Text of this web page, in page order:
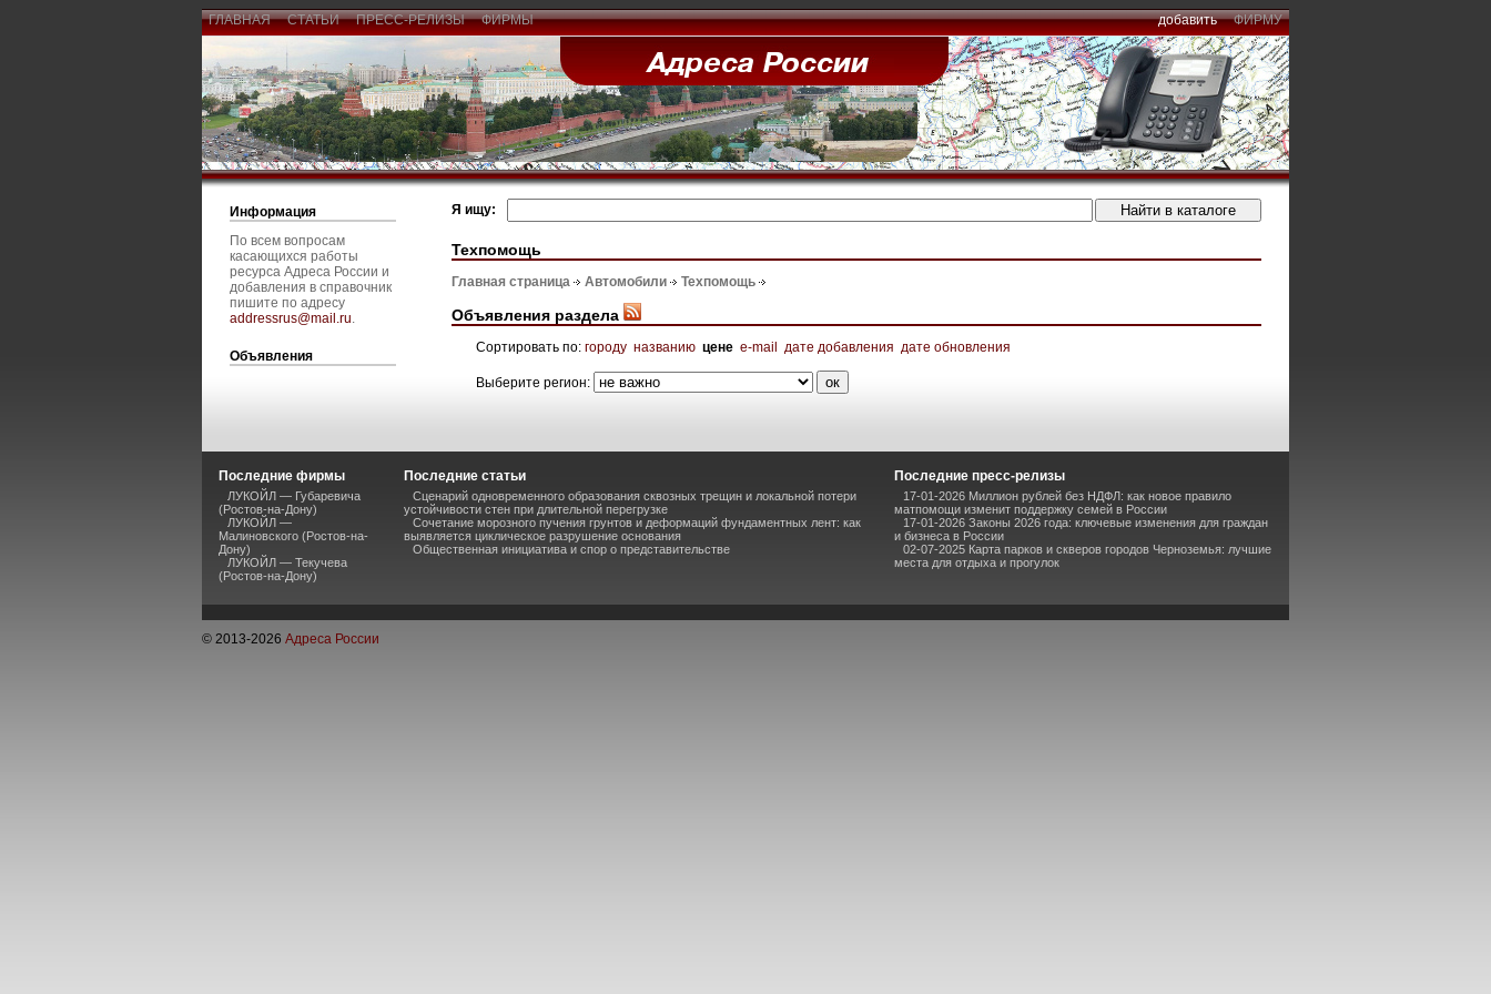
ГЛАВНАЯ СТАТЬИ ПРЕСС-РЕЛИЗЫ ФИРМЫ добавить ФИРМУ
Информация
По всем вопросам
касающихся работы
ресурса Адреса России и
добавления в справочник
пишите по адресу
addressrus@mail.ru.
Объявления
Я ищу:
Техпомощь
Главная страница Автомобили Техпомощь
Объявления раздела
Сортировать по: городу названию цене e-mail дате добавления дате обновления
Выберите регион:
Последние фирмы
ЛУКОЙЛ — Губаревича
(Ростов-на-Дону)
ЛУКОЙЛ —
Малиновского (Ростов-на-
Дону)
ЛУКОЙЛ — Текучева
(Ростов-на-Дону)
Последние статьи
Сценарий одновременного образования сквозных трещин и локальной потери
устойчивости стен при длительной перегрузке
Сочетание морозного пучения грунтов и деформаций фундаментных лент: как
выявляется циклическое разрушение основания
Общественная инициатива и спор о представительстве
Последние пресс-релизы
17-01-2026 Миллион рублей без НДФЛ: как новое правило
матпомощи изменит поддержку семей в России
17-01-2026 Законы 2026 года: ключевые изменения для граждан
и бизнеса в России
02-07-2025 Карта парков и скверов городов Черноземья: лучшие
места для отдыха и прогулок
© 2013-2026 Адреса России